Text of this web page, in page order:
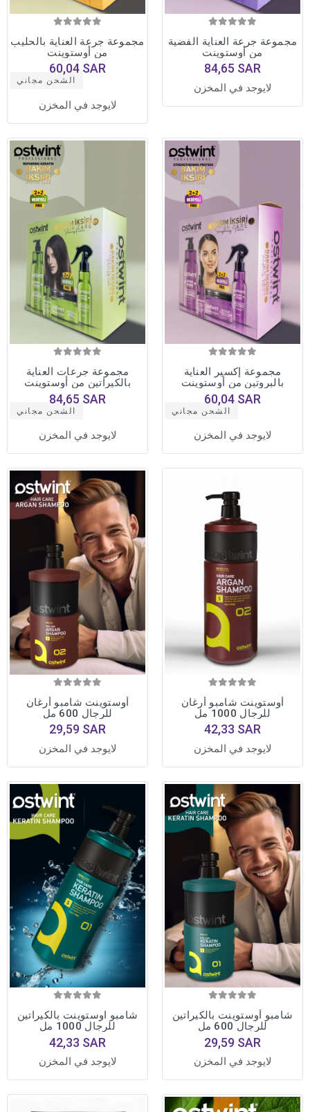
مجموعة جرعة العناية بالحليب
من أوستوينت
60,04 SAR
الشحن مجاني
لايوجد في المخزن
مجموعة جرعة العناية الفضية
من أوستوينت
84,65 SAR
لايوجد في المخزن
مجموعة جرعات العناية
بالكيراتين من أوستوينت
84,65 SAR
الشحن مجاني
لايوجد في المخزن
مجموعة إكسير العناية
بالبروتين من أوستوينت
60,04 SAR
الشحن مجاني
لايوجد في المخزن
أوستوينت شامبو أرغان
للرجال 600 مل
29,59 SAR
لايوجد في المخزن
أوستوينت شامبو أرغان
للرجال 1000 مل
42,33 SAR
لايوجد في المخزن
شامبو اوستوينت بالكيراتين
للرجال 1000 مل
42,33 SAR
لايوجد في المخزن
شامبو أوستوينت بالكيراتين
للرجال 600 مل
29,59 SAR
لايوجد في المخزن